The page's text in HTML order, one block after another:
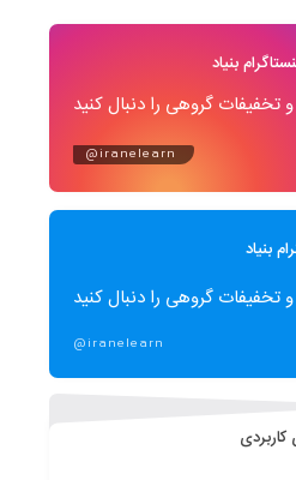
بنیاد
و تخفیفات گروهی را دنبال کنید
@iranelearn
بنیاد
و تخفیفات گروهی را دنبال کنید
@iranelearn